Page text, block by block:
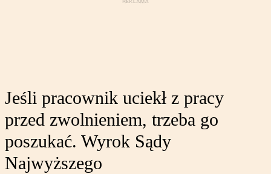
Jeśli pracownik uciekł z pracy
przed zwolnieniem, trzeba go
poszukać. Wyrok Sądy
Najwyższego